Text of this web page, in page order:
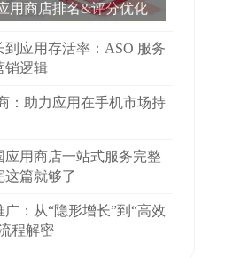
用商店排名&评分优化
到应用存活率：ASO 服务
销逻辑
：助力应用在手机市场持
应用商店一站式服务完整
这篇就够了
广：从“隐形增长”到“高效
程解密